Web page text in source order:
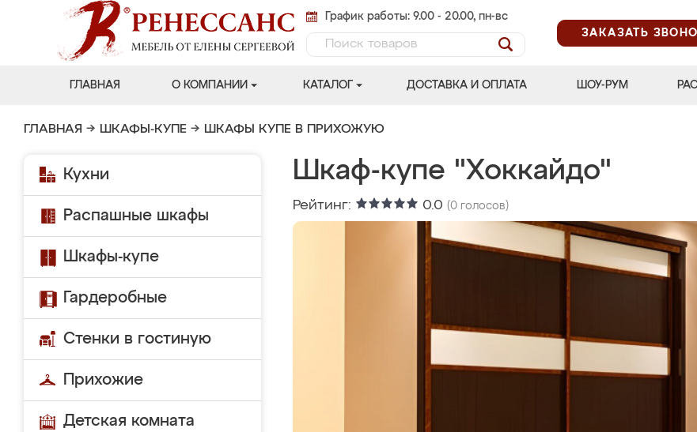
График работы: 9.00 - 20.00, пн-вс
ЗАКАЗАТЬ
ГЛАВНАЯ О КОМПАНИИ КАТАЛОГ ДОСТАВКА И ОПЛАТА ШОУ-РУМ
ГЛАВНАЯ → ШКАФЫ-КУПЕ → ШКАФЫ КУПЕ В ПРИХОЖУЮ
Кухни
Распашные шкафы
Шкафы-купе
Гардеробные
Стенки в гостиную
Прихожие
Детская комната
Шкаф-купе "Хоккайдо"
Рейтинг: 0.0 (0 голосов)